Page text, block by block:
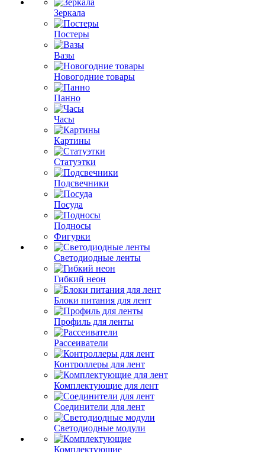
Зеркала
Постеры
Вазы
Новогодние товары
Панно
Часы
Картины
Статуэтки
Подсвечники
Посуда
Подносы
Фигурки
Светодиодные ленты
Гибкий неон
Блоки питания для лент
Профиль для ленты
Рассеиватели
Контроллеры для лент
Комплектующие для лент
Соединители для лент
Светодиодные модули
Комплектующие